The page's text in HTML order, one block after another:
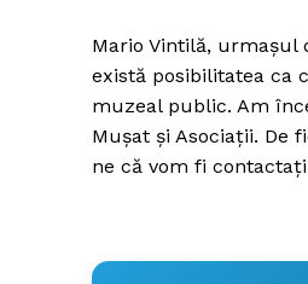
Mario Vintilă, urmaşul
există posibilitatea ca
muzeal public. Am
Muşat şi Asociaţii. De
ne că vom fi